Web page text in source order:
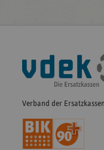
Fußleisten-
Navigation
Verband der